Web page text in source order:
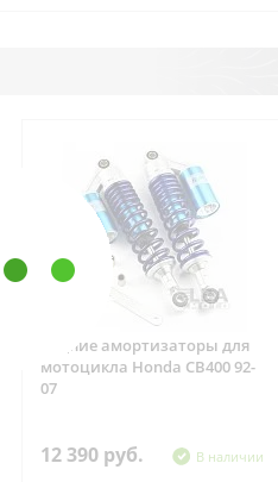
Задние амортизаторы для
мотоцикла Honda CB400 92-
07
12 390 руб. В наличии